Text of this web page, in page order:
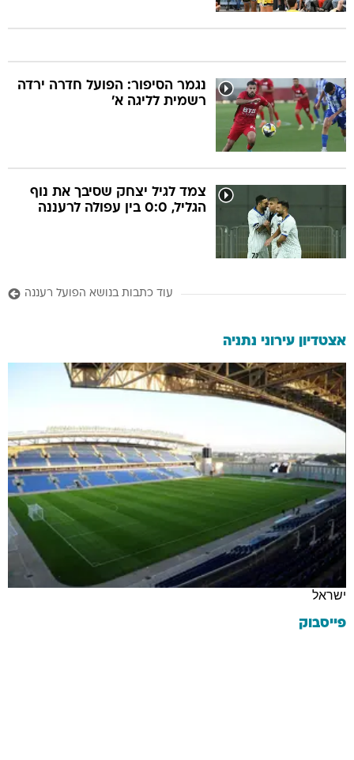
נגמר הסיפור: הפועל חדרה ירדה
רשמית לליגה א'
צמד לגיל יצחק שסיבך את נוף
הגליל, 0:0 בין עפולה לרעננה
עוד כתבות בנושא הפועל רעננה
אצטדיון עירוני נתניה
ישראל
פייסבוק